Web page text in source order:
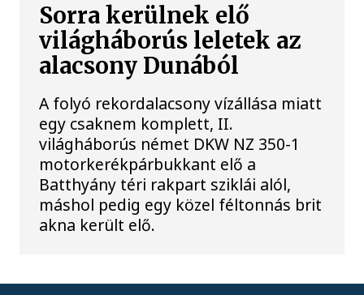
Sorra kerülnek elő
világháborús leletek az
alacsony Dunából
A folyó rekordalacsony vízállása miatt
egy csaknem komplett, II.
világháborús német DKW NZ 350-1
motorkerékpárbukkant elő a
Batthyány téri rakpart sziklái alól,
máshol pedig egy közel féltonnás brit
akna került elő.